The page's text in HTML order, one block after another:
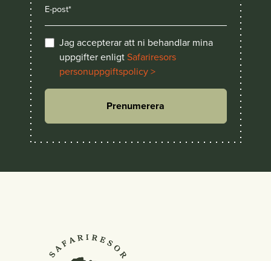
Jag accepterar att ni behandlar mina
uppgifter enligtSafariresors
personuppgiftspolicy >
Prenumerera